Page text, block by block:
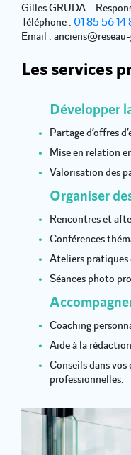
Gilles GRUDA –
Téléphone : 01 85 56 14
Email :
Les services
Développer
Partage d’offres
Mise en relation
Valorisation des
Organiser
Rencontres et
Conférences
Ateliers pratiques
Séances photo
Coaching
Aide à la
Conseils dans
professionnelles.